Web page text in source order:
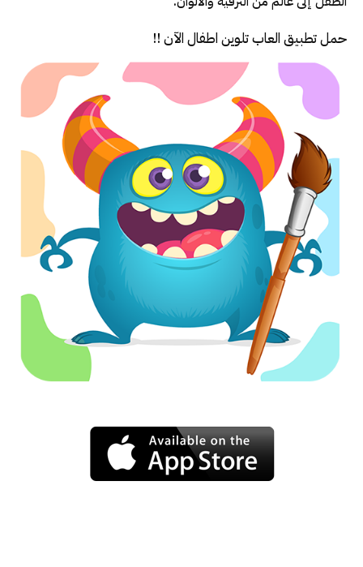
حمل تطبيق العاب تلوين اطفال الآن !!